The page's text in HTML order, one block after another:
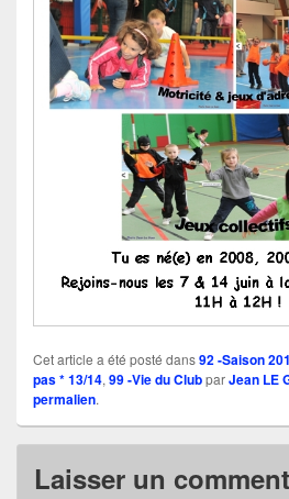
Cet article a été posté dans92 -Saison
pas * 13/14, 99 -Vie du ClubparJean LE
permalien.
Laisser un